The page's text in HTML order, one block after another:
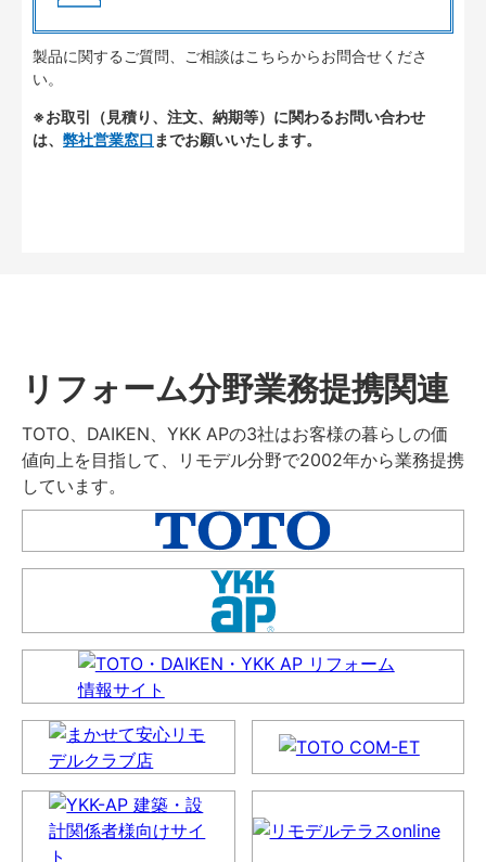
製品に関するご質問、ご相談はこちらからお問合せくださ
い。
※お取引（見積り、注文、納期等）に関わるお問い合わせ
は、 弊社営業窓口 までお願いいたします。
リフォーム分野業務提携関連
TOTO、DAIKEN、YKK APの3社はお客様の暮らしの価
値向上を目指して、リモデル分野で2002年から業務提携
しています。